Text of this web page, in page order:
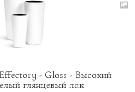
- Gloss - Высокий
глянцевый лак